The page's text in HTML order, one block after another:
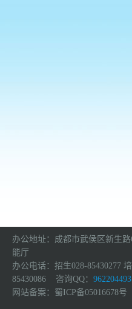
办公地址：成都市武侯区新生
能厅
办公电话：招生028-85430277
85430086 咨询QQ： 962204493
网站备案：蜀ICP备05016678